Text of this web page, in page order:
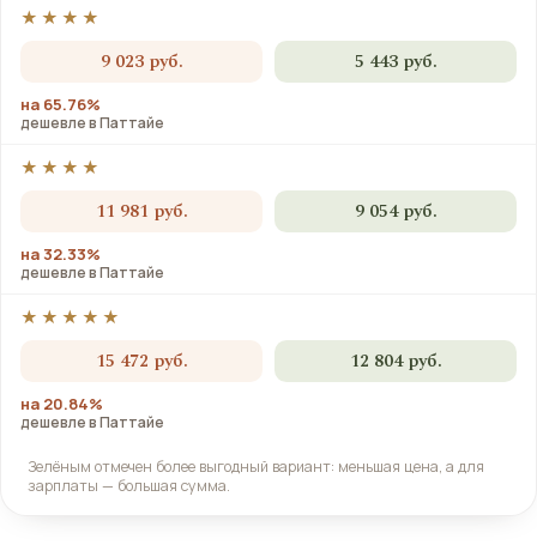
★★★★
9 023 руб. 5 443 руб.
на 65.76%
дешевле в Паттайе
★★★★
11 981 руб. 9 054 руб.
на 32.33%
дешевле в Паттайе
★★★★★
15 472 руб. 12 804 руб.
на 20.84%
дешевле в Паттайе
Зелёным отмечен более выгодный вариант: меньшая цена, а для
зарплаты — большая сумма.